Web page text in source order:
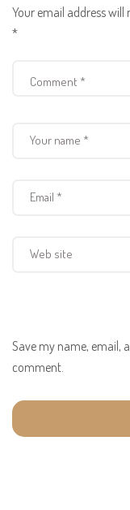
Your email address will
*
Save my name, email,
comment.